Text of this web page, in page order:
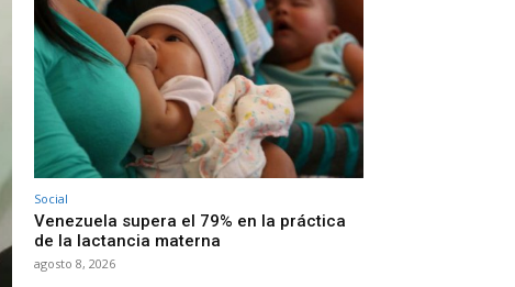
Social
Venezuela supera el 79% en la práctica
de la lactancia materna
agosto 8, 2026